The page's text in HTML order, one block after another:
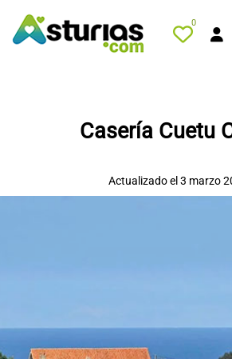
0
QUÉ HACER
Casería Cuetu
Actualizado el 3 marzo